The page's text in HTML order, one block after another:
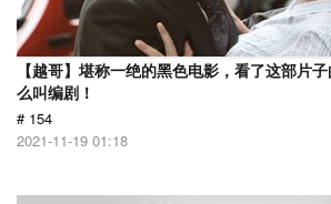
【越哥】堪称一绝的黑色电影，看了这部片
么叫编剧！
# 154
2021-11-19 01:18